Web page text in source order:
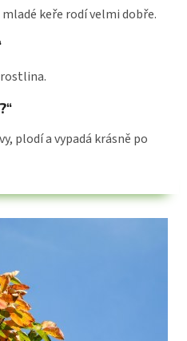
keře rodí velmi dobře.
plodí a vypadá krásně po